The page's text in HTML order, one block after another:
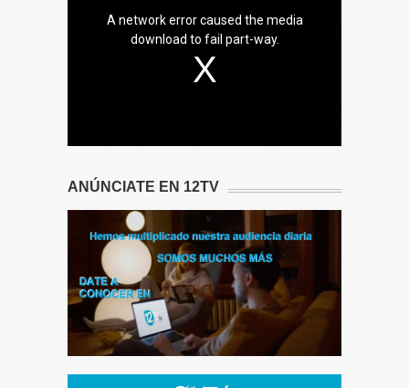
A network error caused the media
download to fail part-way.
ANÚNCIATE EN 12TV